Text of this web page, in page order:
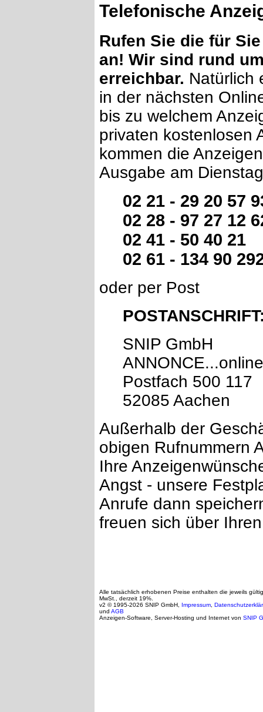
Telefonische
Rufen Sie die für
an! Wir sind rund
erreichbar. Natürlich
in der nächsten
bis zu welchem
privaten kostenlosen
kommen die
Ausgabe am
02 21 - 29 20 57
02 28 - 97 27 12
02 41 - 50 40 21
02 61 - 134 90
oder per Post
SNIP GmbH
Postfach 500 117
52085 Aachen
Außerhalb der
obigen Rufnummern
Ihre
Angst - unsere
Anrufe dann
freuen sich über
Alle tatsächlich erhobenen Preise enthalten die jeweils
MwSt., derzeit 19%.
v2 © 1995-2026 SNIP GmbH,
Impressum,
und AGB
Anzeigen-Software, Server-Hosting und Internet von SNIP